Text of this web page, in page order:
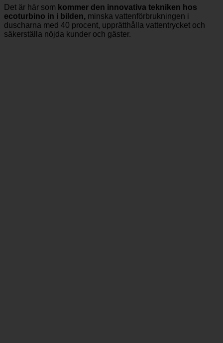
Det är här somkommer den innovativa tekniken hos
ecoturbino in i bilden, minska vattenförbrukningen i
duscharna med 40 procent, upprätthålla vattentrycket och
säkerställa nöjda kunder och gäster.